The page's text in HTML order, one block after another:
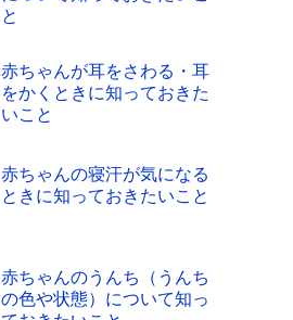
と
赤ちゃんが耳をさわる・耳
をかくときに知っておきた
いこと
赤ちゃんの寝汗が気になる
ときに知っておきたいこと
赤ちゃんのうんち（うんち
の色や状態）について知っ